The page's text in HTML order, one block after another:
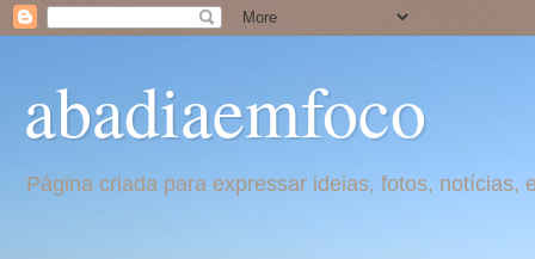
abadiaemfoco
Página criada para expressar ideias, fotos,